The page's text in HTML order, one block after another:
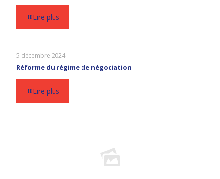
Lire plus
5 décembre 2024
Réforme du régime de négociation
Lire plus